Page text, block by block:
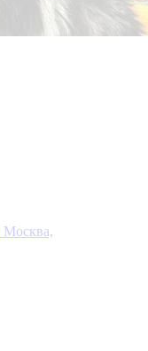
Москва,